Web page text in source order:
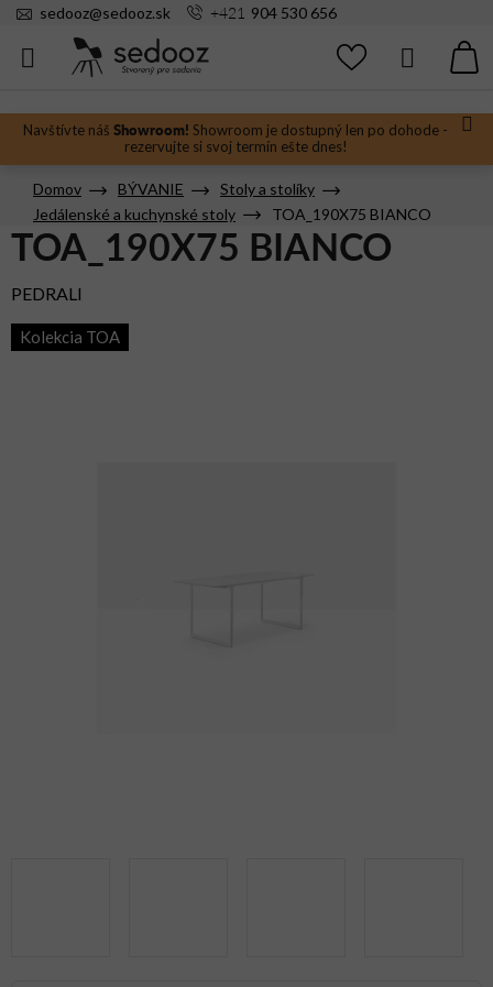
Prejsť
Navštívte náš Showroom! Showroom je dostupný len po dohode -
rezervujte si svoj termín ešte dnes!
sedooz@sedooz.sk +421 904 530 656
Hľadať
Domov BÝVANIE
Stoly a stolíky
Jedálenské a kuchynské stoly
TOA_190X75 BIANCO
TOA_190X75 BIANCO
PEDRALI
Kolekcia TOA